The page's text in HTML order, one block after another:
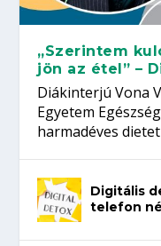
„Szerintem
jön az étel” –
Diákinterjú Vona
Egyetem
harmadéves
Digitális
telefon